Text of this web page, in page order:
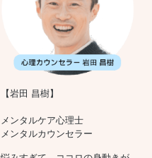
【岩田 昌樹】
メンタルケア心理士
メンタルカウンセラー